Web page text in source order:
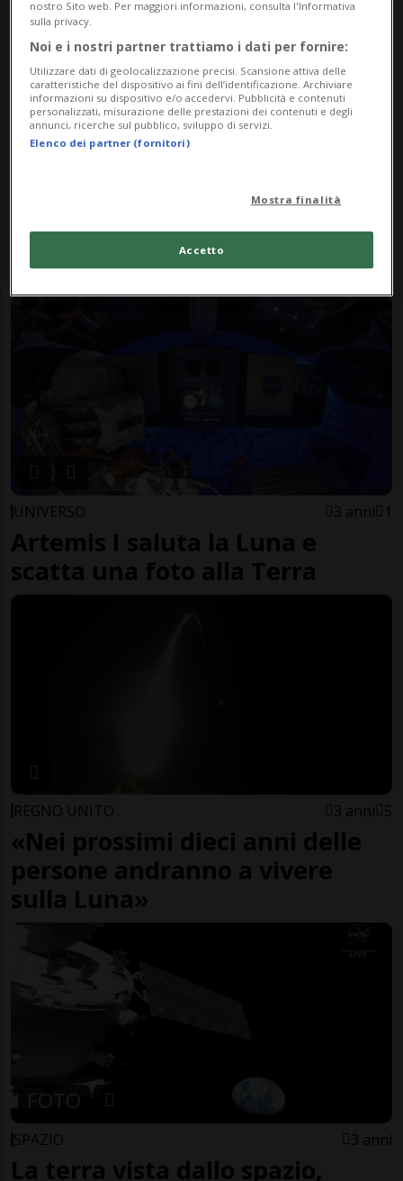
UNIVERSO 3 anni 1
Artemis I saluta la Luna e
scatta una foto alla Terra
REGNO UNITO 3 anni 5
«Nei prossimi dieci anni delle
persone andranno a vivere
sulla Luna»
FOTO
SPAZIO 3 anni
La terra vista dallo spazio,
nostro Sito web. Per maggiori informazioni, consulta l'Informativa
sulla privacy.
Noi e i nostri partner trattiamo i dati per fornire:
Utilizzare dati di geolocalizzazione precisi. Scansione attiva delle
caratteristiche del dispositivo ai fini dell’identificazione. Archiviare
informazioni su dispositivo e/o accedervi. Pubblicità e contenuti
personalizzati, misurazione delle prestazioni dei contenuti e degli
annunci, ricerche sul pubblico, sviluppo di servizi.
Elenco dei partner (fornitori)
Mostra finalità
Accetto